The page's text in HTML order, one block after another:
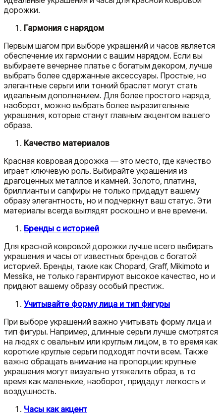
дорожки.
Гармония с нарядом
Первым шагом при выборе украшений и часов является
обеспечение их гармонии с вашим нарядом. Если вы
выбираете вечернее платье с богатым декором, лучше
выбрать более сдержанные аксессуары. Простые, но
элегантные серьги или тонкий браслет могут стать
идеальным дополнением. Для более простого наряда,
наоборот, можно выбрать более выразительные
украшения, которые станут главным акцентом вашего
образа.
Качество материалов
Красная ковровая дорожка — это место, где качество
играет ключевую роль. Выбирайте украшения из
драгоценных металлов и камней. Золото, платина,
бриллианты и сапфиры не только придадут вашему
образу элегантность, но и подчеркнут ваш статус. Эти
материалы всегда выглядят роскошно и вне времени.
Бренды с историей
Для красной ковровой дорожки лучше всего выбирать
украшения и часы от известных брендов с богатой
историей. Бренды, такие как Chopard, Graff, Mikimoto и
Messika, не только гарантируют высокое качество, но и
придают вашему образу особый престиж.
Учитывайте форму лица и тип фигуры
При выборе украшений важно учитывать форму лица и
тип фигуры. Например, длинные серьги лучше смотрятся
на людях с овальным или круглым лицом, в то время как
короткие круглые серьги подходят почти всем. Также
важно обращать внимание на пропорции: крупные
украшения могут визуально утяжелить образ, в то
время как маленькие, наоборот, придадут легкость и
воздушность.
Часы как акцент